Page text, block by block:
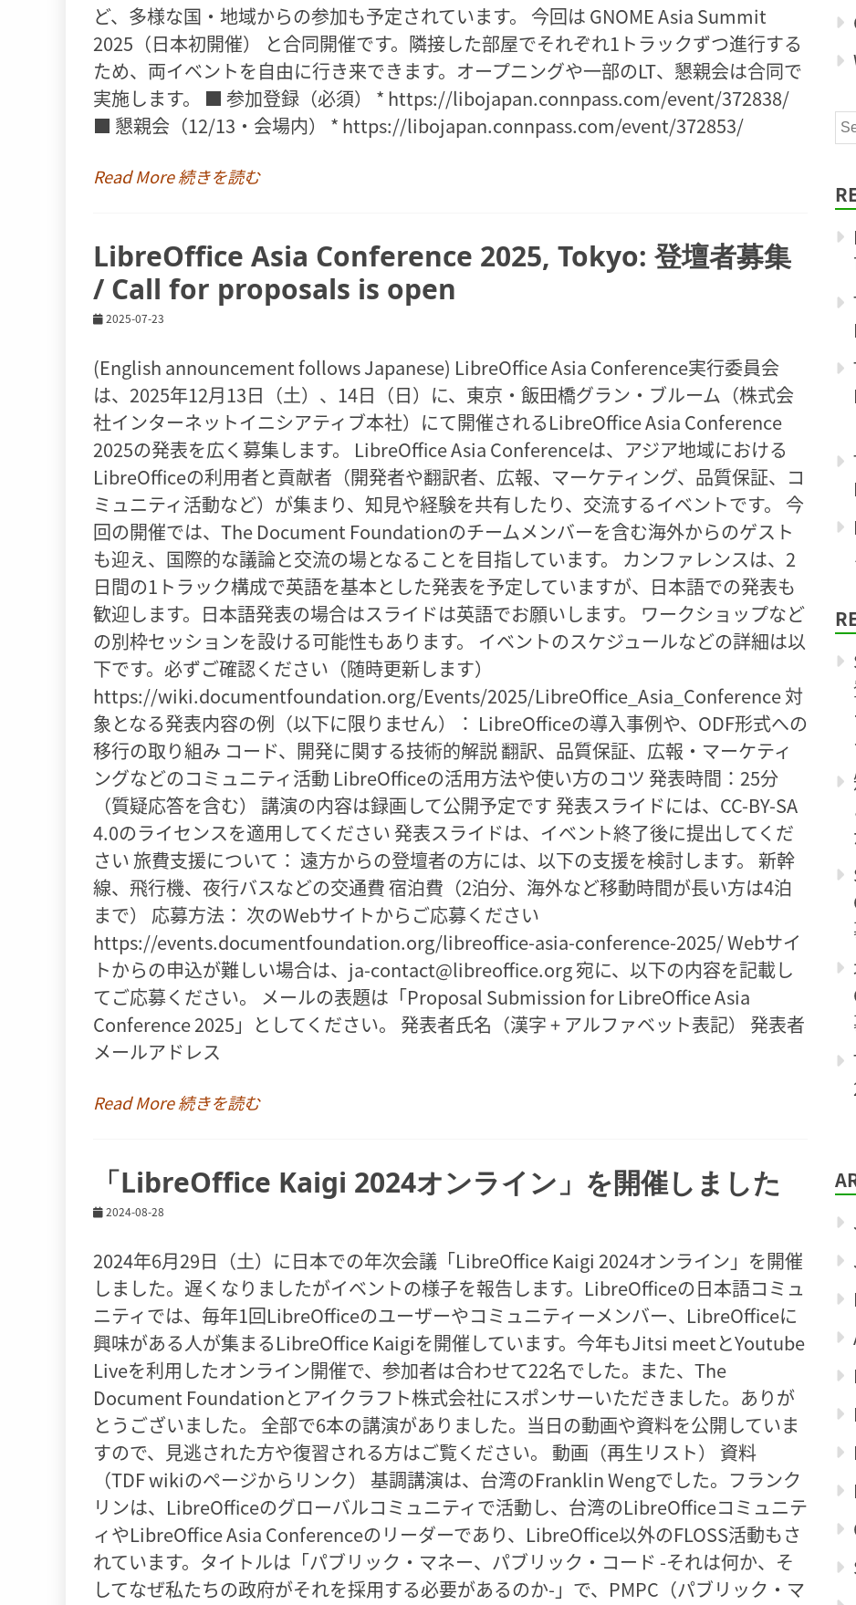
ど、多様な国・地域からの参加も予定されています。 今回は GNOME Asia Summit
2025（日本初開催） と合同開催です。隣接した部屋でそれぞれ1トラックずつ進行する
ため、両イベントを自由に行き来できます。オープニングや一部のLT、懇親会は合同で
実施します。 ■ 参加登録（必須） * https://libojapan.connpass.com/event/372838/
■ 懇親会（12/13・会場内） * https://libojapan.connpass.com/event/372853/
Read More 続きを読む
LibreOffice Asia Conference 2025, Tokyo: 登壇者募集
/ Call for proposals is open
2025-07-23
(English announcement follows Japanese) LibreOffice Asia Conference実行委員会
は、2025年12月13日（土）、14日（日）に、東京・飯田橋グラン・ブルーム（株式会
社インターネットイニシアティブ本社）にて開催されるLibreOffice Asia Conference
2025の発表を広く募集します。 LibreOffice Asia Conferenceは、アジア地域における
LibreOfficeの利用者と貢献者（開発者や翻訳者、広報、マーケティング、品質保証、コ
ミュニティ活動など）が集まり、知見や経験を共有したり、交流するイベントです。 今
回の開催では、The Document Foundationのチームメンバーを含む海外からのゲスト
も迎え、国際的な議論と交流の場となることを目指しています。 カンファレンスは、2
日間の1トラック構成で英語を基本とした発表を予定していますが、日本語での発表も
歓迎します。日本語発表の場合はスライドは英語でお願いします。 ワークショップなど
の別枠セッションを設ける可能性もあります。 イベントのスケジュールなどの詳細は以
下です。必ずご確認ください（随時更新します）
https://wiki.documentfoundation.org/Events/2025/LibreOffice_Asia_Conference 対
象となる発表内容の例（以下に限りません）： LibreOfficeの導入事例や、ODF形式への
移行の取り組み コード、開発に関する技術的解説 翻訳、品質保証、広報・マーケティ
ングなどのコミュニティ活動 LibreOfficeの活用方法や使い方のコツ 発表時間：25分
（質疑応答を含む） 講演の内容は録画して公開予定です 発表スライドには、CC-BY-SA
4.0のライセンスを適用してください 発表スライドは、イベント終了後に提出してくだ
さい 旅費支援について： 遠方からの登壇者の方には、以下の支援を検討します。 新幹
線、飛行機、夜行バスなどの交通費 宿泊費（2泊分、海外など移動時間が長い方は4泊
まで） 応募方法： 次のWebサイトからご応募ください
https://events.documentfoundation.org/libreoffice-asia-conference-2025/ Webサイ
トからの申込が難しい場合は、ja-contact@libreoffice.org 宛に、以下の内容を記載し
てご応募ください。 メールの表題は「Proposal Submission for LibreOffice Asia
Conference 2025」としてください。 発表者氏名（漢字 + アルファベット表記） 発表者
メールアドレス
Read More 続きを読む
「LibreOffice Kaigi 2024オンライン」を開催しました
2024-08-28
2024年6月29日（土）に日本での年次会議「LibreOffice Kaigi 2024オンライン」を開催
しました。遅くなりましたがイベントの様子を報告します。LibreOfficeの日本語コミュ
ニティでは、毎年1回LibreOfficeのユーザーやコミュニティーメンバー、LibreOfficeに
興味がある人が集まるLibreOffice Kaigiを開催しています。今年もJitsi meetとYoutube
Liveを利用したオンライン開催で、参加者は合わせて22名でした。また、The
Document Foundationとアイクラフト株式会社にスポンサーいただきました。ありが
とうございました。 全部で6本の講演がありました。当日の動画や資料を公開していま
すので、見逃された方や復習される方はご覧ください。 動画（再生リスト） 資料
（TDF wikiのページからリンク） 基調講演は、台湾のFranklin Wengでした。フランク
リンは、LibreOfficeのグローバルコミュニティで活動し、台湾のLibreOfficeコミュニテ
ィやLibreOffice Asia Conferenceのリーダーであり、LibreOffice以外のFLOSS活動もさ
れています。タイトルは「パブリック・マネー、パブリック・コード -それは何か、そ
してなぜ私たちの政府がそれを採用する必要があるのか-」で、PMPC（パブリック・マ